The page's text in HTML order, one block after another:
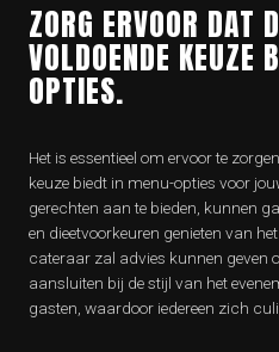
ZORG ERVOOR DAT
VOLDOENDE KEUZE
OPTIES.
Het is essentieel om ervoor te
keuze biedt in menu-opties voor
gerechten aan te bieden, kunnen
en dieetvoorkeuren genieten van
cateraar zal advies kunnen geven
aansluiten bij de stijl van het
gasten, waardoor iedereen zich